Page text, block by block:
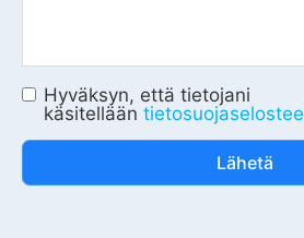
Hyväksyn, että tietojani
käsitellään
Lähetä